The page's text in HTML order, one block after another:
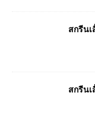
สกรีน
สกรีน